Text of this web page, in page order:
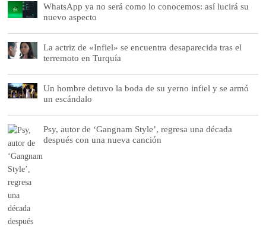
WhatsApp ya no será como lo conocemos: así lucirá su
nuevo aspecto
La actriz de «Infiel» se encuentra desaparecida tras el
terremoto en Turquía
Un hombre detuvo la boda de su yerno infiel y se armó
un escándalo
Psy, autor de ‘Gangnam Style’, regresa una década
después con una nueva canción